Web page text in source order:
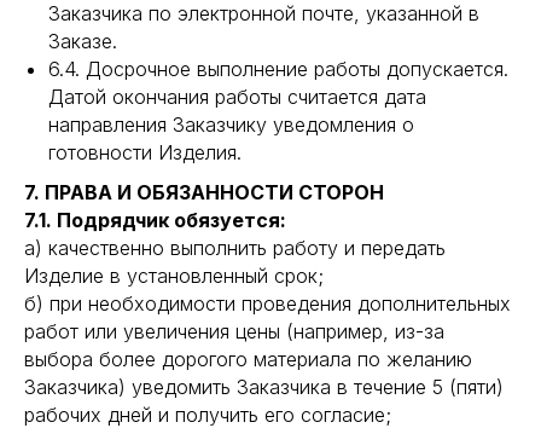
Заказчика по электронной почте, указанной в
Заказе.
6.4. Досрочное выполнение работы допускается.
Датой окончания работы считается дата
направления Заказчику уведомления о
готовности Изделия.
7. ПРАВА И ОБЯЗАННОСТИ СТОРОН
7.1. Подрядчик обязуется:
а) качественно выполнить работу и передать
Изделие в установленный срок;
б) при необходимости проведения дополнительных
работ или увеличения цены (например, из-за
выбора более дорогого материала по желанию
Заказчика) уведомить Заказчика в течение 5 (пяти)
рабочих дней и получить его согласие;